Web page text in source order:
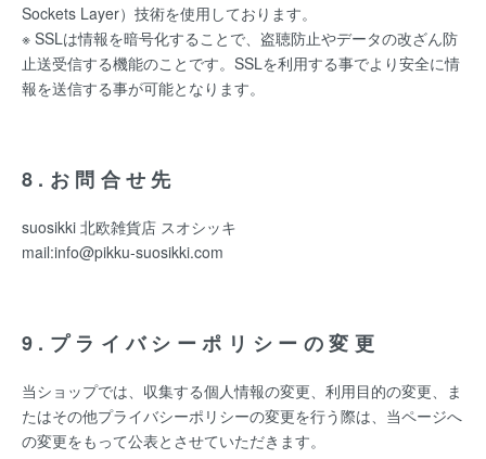
Sockets Layer）技術を使用しております。
※ SSLは情報を暗号化することで、盗聴防止やデータの改ざん防
止送受信する機能のことです。SSLを利用する事でより安全に情
報を送信する事が可能となります。
8.お問合せ先
suosikki 北欧雑貨店 スオシッキ
mail:info@pikku-suosikki.com
9.プライバシーポリシーの変更
当ショップでは、収集する個人情報の変更、利用目的の変更、ま
たはその他プライバシーポリシーの変更を行う際は、当ページへ
の変更をもって公表とさせていただきます。